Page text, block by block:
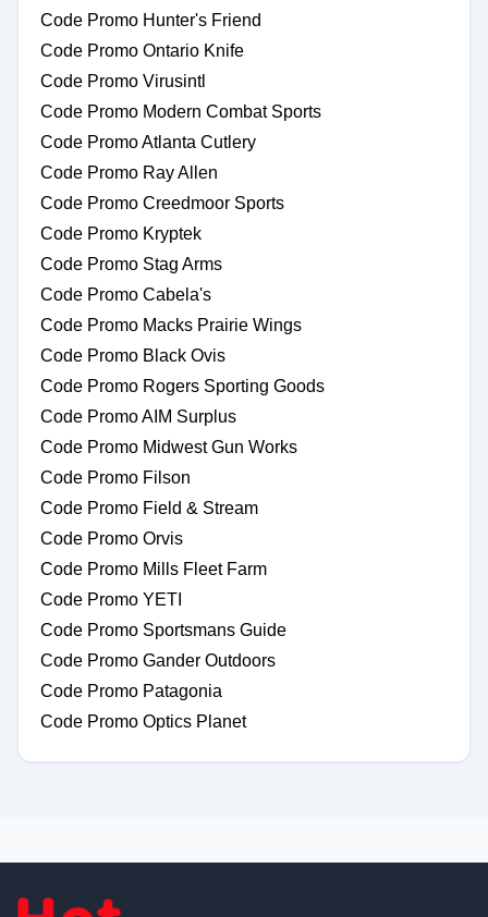
Code Promo Hunter's Friend
Code Promo Ontario Knife
Code Promo Virusintl
Code Promo Modern Combat Sports
Code Promo Atlanta Cutlery
Code Promo Ray Allen
Code Promo Creedmoor Sports
Code Promo Kryptek
Code Promo Stag Arms
Code Promo Cabela's
Code Promo Macks Prairie Wings
Code Promo Black Ovis
Code Promo Rogers Sporting Goods
Code Promo AIM Surplus
Code Promo Midwest Gun Works
Code Promo Filson
Code Promo Field & Stream
Code Promo Orvis
Code Promo Mills Fleet Farm
Code Promo YETI
Code Promo Sportsmans Guide
Code Promo Gander Outdoors
Code Promo Patagonia
Code Promo Optics Planet